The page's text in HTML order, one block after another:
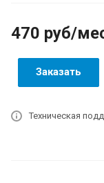
470 руб/
Заказать
Техническая